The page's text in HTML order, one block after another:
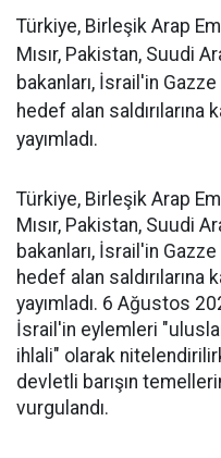
Türkiye, Birleşik Arap
Mısır, Pakistan, Suudi
bakanları, İsrail'in
hedef alan
yayımladı.
Türkiye, Birleşik Arap
Mısır, Pakistan, Suudi
bakanları, İsrail'in
hedef alan
yayımladı. 6 Ağustos
İsrail'in eylemleri
ihlali" olarak
devletli barışın
vurgulandı.